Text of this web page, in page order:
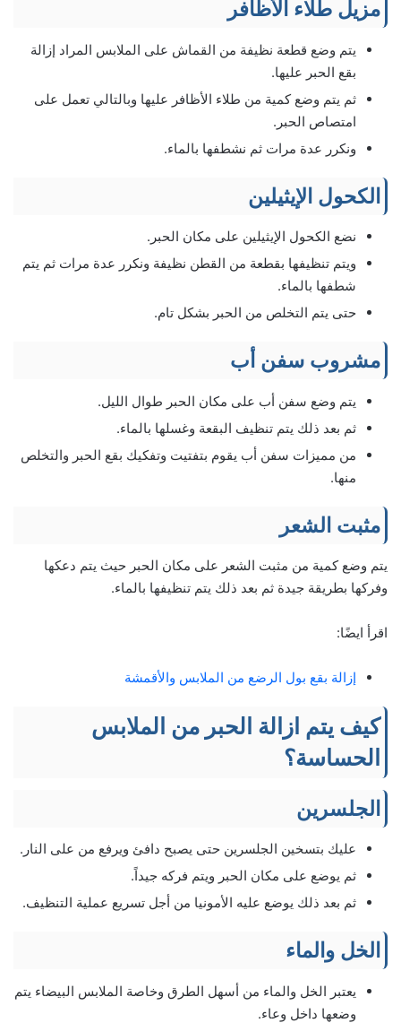
مزيل طلاء الأظافر
يتم وضع قطعة نظيفة من القماش على الملابس المراد إزالة
بقع الحبر عليها.
ثم يتم وضع كمية من طلاء الأظافر عليها وبالتالي تعمل على
امتصاص الحبر.
ونكرر عدة مرات ثم نشطفها بالماء.
الكحول الإيثيلين
نضع الكحول الإيثيلين على مكان الحبر.
ويتم تنظيفها بقطعة من القطن نظيفة ونكرر عدة مرات ثم يتم
شطفها بالماء.
حتى يتم التخلص من الحبر بشكل تام.
مشروب سفن أب
يتم وضع سفن أب على مكان الحبر طوال الليل.
ثم بعد ذلك يتم تنظيف البقعة وغسلها بالماء.
من مميزات سفن أب يقوم بتفتيت وتفكيك بقع الحبر والتخلص
منها.
مثبت الشعر
يتم وضع كمية من مثبت الشعر على مكان الحبر حيث يتم دعكها
وفركها بطريقة جيدة ثم بعد ذلك يتم تنظيفها بالماء.
اقرأ ايضًا:
إزالة بقع بول الرضع من الملابس والأقمشة
كيف يتم ازالة الحبر من الملابس
الحساسة؟
الجلسرين
عليك بتسخين الجلسرين حتى يصبح دافئ ويرفع من على النار.
ثم يوضع على مكان الحبر ويتم فركه جيداً.
ثم بعد ذلك يوضع عليه الأمونيا من أجل تسريع عملية التنظيف.
الخل والماء
يعتبر الخل والماء من أسهل الطرق وخاصة الملابس البيضاء يتم
وضعها داخل وعاء.